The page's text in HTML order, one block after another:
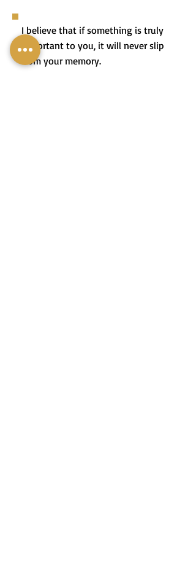
I believe that if something is truly
important to you, it will never slip
from your memory.